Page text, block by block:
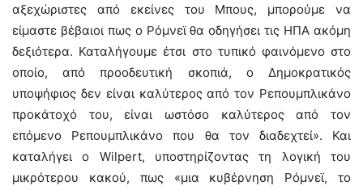
αξεχώριστες από εκείνες του Μπους, μπορούμε να
είμαστε βέβαιοι πως ο Ρόμνεϊ θα οδηγήσει τις ΗΠΑ ακόμη
δεξιότερα. Καταλήγουμε έτσι στο τυπικό φαινόμενο στο
οποίο, από προοδευτική σκοπιά, ο Δημοκρατικός
υποψήφιος δεν είναι καλύτερος από τον Ρεπουμπλικάνο
προκάτοχό του, είναι ωστόσο καλύτερος από τον
επόμενο Ρεπουμπλικάνο που θα τον διαδεχτεί». Και
καταλήγει ο Wilpert, υποστηρίζοντας τη λογική του
μικρότερου κακού, πως «μια κυβέρνηση Ρόμνεϊ, το